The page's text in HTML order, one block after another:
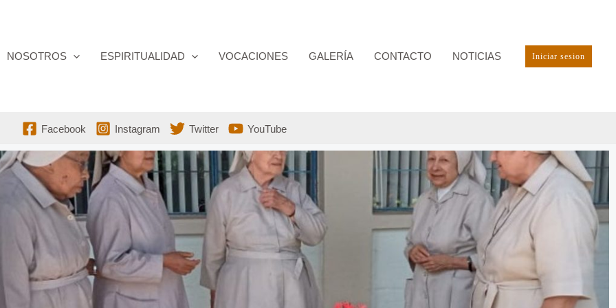
NOSOTROS ESPIRITUALIDAD VOCACIONES GALERÍA CONTACTO NOTICIAS Iniciar sesion
Facebook Instagram Twitter YouTube